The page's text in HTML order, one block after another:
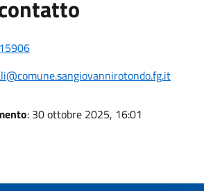
: 30 ottobre 2025, 16:01